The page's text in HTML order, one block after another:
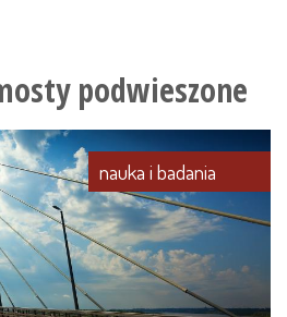
podwieszone
nauka i badania